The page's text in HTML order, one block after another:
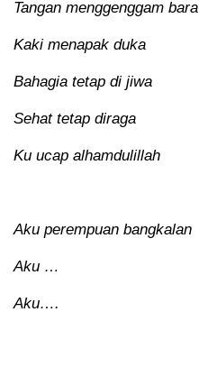
Tangan menggenggam bara
Kaki menapak duka
Bahagia tetap di jiwa
Sehat tetap diraga
Ku ucap alhamdulillah
Aku perempuan bangkalan
Aku …
Aku….